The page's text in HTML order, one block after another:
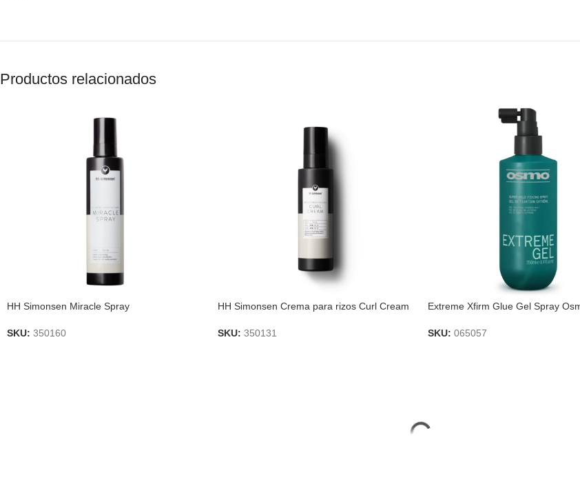
Productos relacionados
HH Simonsen Miracle Spray
SKU: 350160
HH Simonsen Crema para rizos Curl Cream
SKU: 350131
Extreme Xfirm Glue Gel Spray
SKU: 065057